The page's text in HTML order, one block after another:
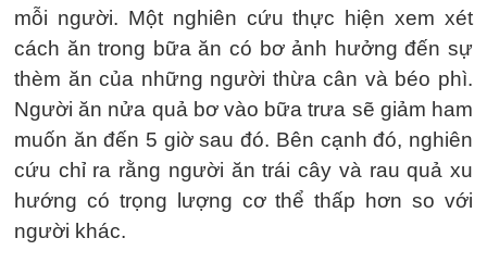
mỗi người. Một nghiên cứu thực hiện xem xét
cách ăn trong bữa ăn có bơ ảnh hưởng đến sự
thèm ăn của những người thừa cân và béo phì.
Người ăn nửa quả bơ vào bữa trưa sẽ giảm ham
muốn ăn đến 5 giờ sau đó. Bên cạnh đó, nghiên
cứu chỉ ra rằng người ăn trái cây và rau quả xu
hướng có trọng lượng cơ thể thấp hơn so với
người khác.